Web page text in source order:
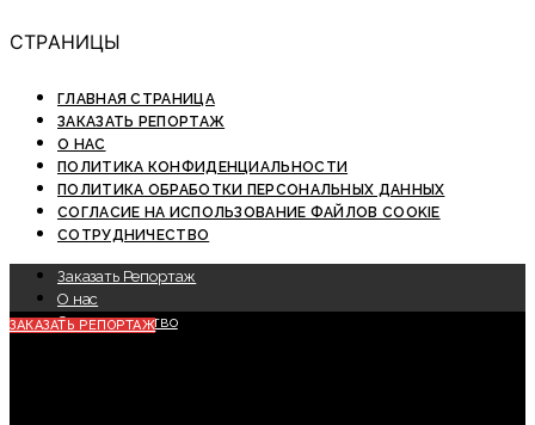
СТРАНИЦЫ
ГЛАВНАЯ СТРАНИЦА
ЗАКАЗАТЬ РЕПОРТАЖ
О НАС
ПОЛИТИКА КОНФИДЕНЦИАЛЬНОСТИ
ПОЛИТИКА ОБРАБОТКИ ПЕРСОНАЛЬНЫХ ДАННЫХ
СОГЛАСИЕ НА ИСПОЛЬЗОВАНИЕ ФАЙЛОВ COOKIE
СОТРУДНИЧЕСТВО
Заказать Репортаж
О нас
Сотрудничество
ЗАКАЗАТЬ РЕПОРТАЖ